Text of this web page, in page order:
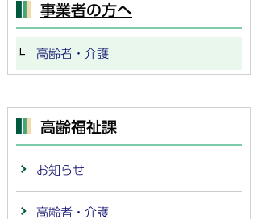
事業者の方へ
高齢者・介護
高齢福祉課
お知らせ
高齢者・介護